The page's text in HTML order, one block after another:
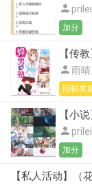

加分
【传
雨
回帖奖
【小

加分